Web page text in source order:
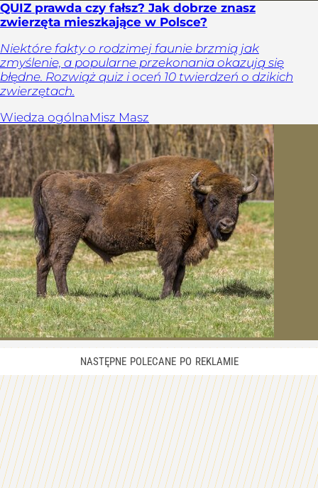
QUIZ prawda czy fałsz? Jak dobrze znasz
zwierzęta mieszkające w Polsce?
Niektóre fakty o rodzimej faunie brzmią jak
zmyślenie, a popularne przekonania okazują się
błędne. Rozwiąż quiz i oceń 10 twierdzeń o dzikich
zwierzętach.
Wiedza ogólnaMisz Masz